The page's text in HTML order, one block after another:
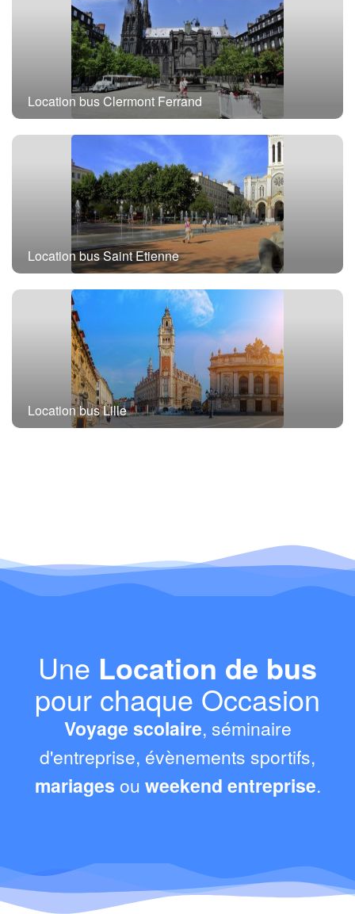
Location bus Clermont Ferrand
Location bus Saint Etienne
Location bus Lille
Une Location de bus
pour chaque Occasion
Voyage scolaire, séminaire
d'entreprise, évènements sportifs,
mariages ou weekend entreprise.